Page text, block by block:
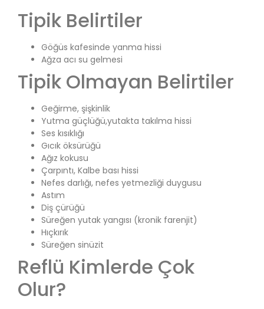
Tipik Belirtiler
Göğüs kafesinde yanma hissi
Ağza acı su gelmesi
Tipik Olmayan Belirtiler
Geğirme, şişkinlik
Yutma güçlüğü,yutakta takılma hissi
Ses kısıklığı
Gıcık öksürüğü
Ağız kokusu
Çarpıntı, Kalbe bası hissi
Nefes darlığı, nefes yetmezliği duygusu
Astım
Diş çürüğü
Süreğen yutak yangısı (kronik farenjit)
Hıçkırık
Süreğen sinüzit
Reflü Kimlerde Çok
Olur?